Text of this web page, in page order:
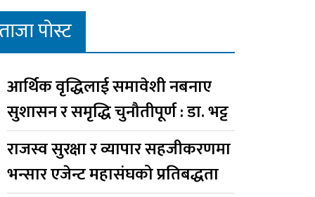
पोस्ट
आर्थिक वृद्धिलाई समावेशी नबनाए
सुशासन र समृद्धि चुनौतीपूर्ण : डा. भट्ट
राजस्व सुरक्षा र व्यापार सहजीकरणमा
भन्सार एजेन्ट महासंघको प्रतिबद्धता